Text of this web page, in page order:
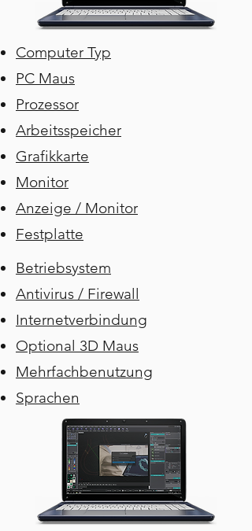
Computer Typ
PC Maus
Prozessor
Arbeitsspeicher
Grafikkarte
Monitor
Anzeige / Monitor
Festplatte
Betriebsystem
Antivirus / Firewall
Internetverbindung
Optional 3D Maus
Mehrfachbenutzung
Sprachen